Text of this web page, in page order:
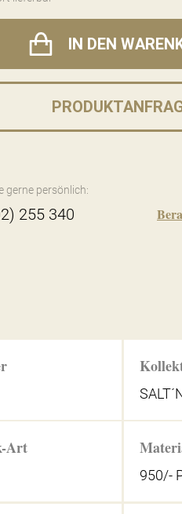
IN DEN
gerne persönlich:
255 340
Art
950/-